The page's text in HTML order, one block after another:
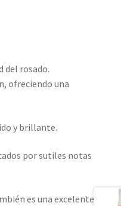
del rosado.
ofreciendo una
y brillante.
por sutiles notas
es una excelente